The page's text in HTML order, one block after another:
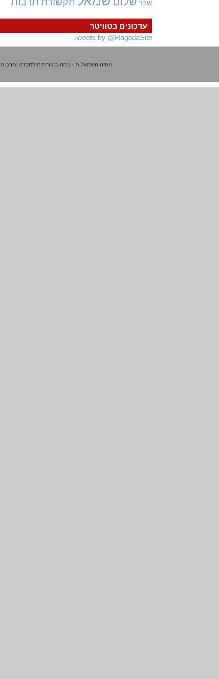
עדכונים בטוויטר
Tweets by @HagadaSite
שכר
הגדה השמאלית - במה ביקורתית לחברה ותרבות